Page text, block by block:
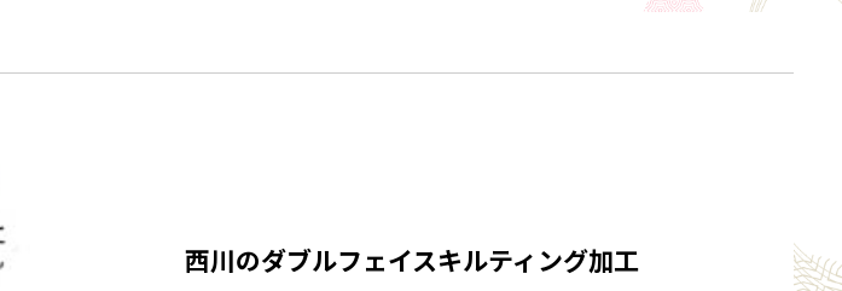
昨今羽毛や生地の原材料費や輸送コストの上昇により羽毛ふとん
本体の価格が高騰して来ています。
西川のダブルフェイスキルティング加工